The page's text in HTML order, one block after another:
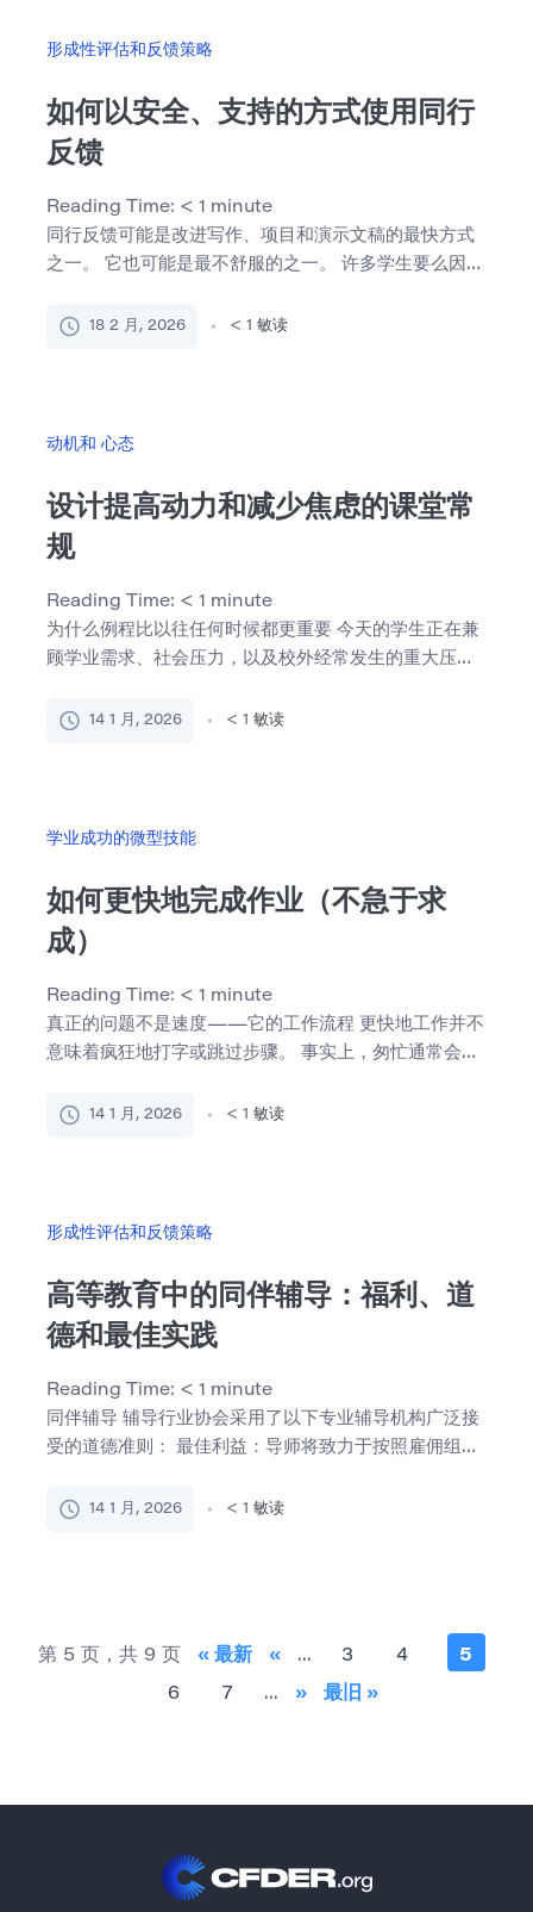
形成性评估和反馈策略
如何以安全、支持的方式使用同行
反馈
Reading Time: < 1 minute
同行反馈可能是改进写作、项目和演示文稿的最快方式
之一。 它也可能是最不舒服的之一。 许多学生要么因为
18 2 月, 2026 < 1 敏读
动机和 心态
设计提高动力和减少焦虑的课堂常
规
Reading Time: < 1 minute
为什么例程比以往任何时候都更重要 今天的学生正在兼
顾学业需求、社会压力，以及校外经常发生的重大压
14 1 月, 2026 < 1 敏读
学业成功的微型技能
如何更快地完成作业（不急于求
成）
Reading Time: < 1 minute
真正的问题不是速度——它的工作流程 更快地工作并不
意味着疯狂地打字或跳过步骤。 事实上，匆忙通常会导
14 1 月, 2026 < 1 敏读
形成性评估和反馈策略
高等教育中的同伴辅导：福利、道
德和最佳实践
Reading Time: < 1 minute
同伴辅导 辅导行业协会采用了以下专业辅导机构广泛接
受的道德准则： 最佳利益：导师将致力于按照雇佣组织
14 1 月, 2026 < 1 敏读
第 5 页，共 9 页 « 最新 « ... 3 4
5
6
7 ... » 最旧 »